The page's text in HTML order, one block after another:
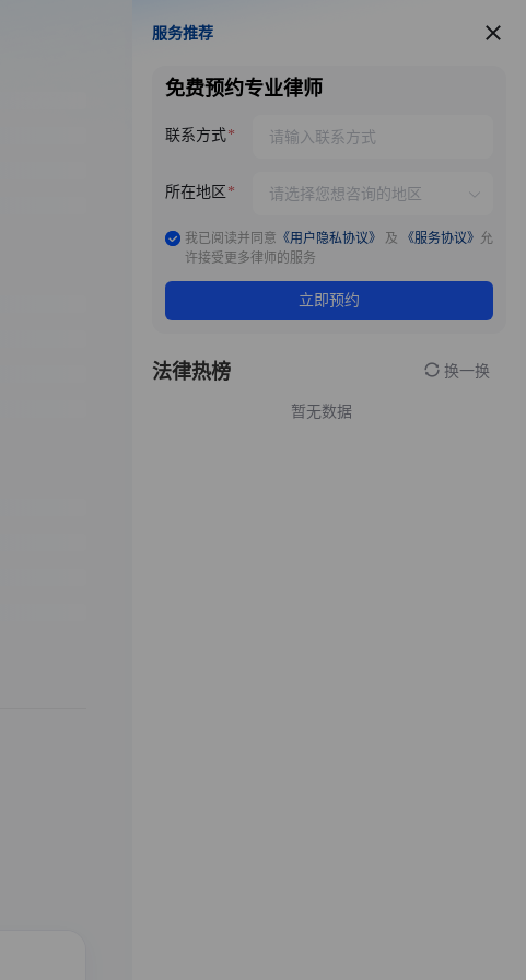
服务推荐
服务推荐
免费预约专业律师
联系方式
所在地区
我已阅读并同意 《用户隐私协议》 及 《服务协议》 允
许接受更多律师的服务
立即预约
法律热榜 换一换
暂无数据